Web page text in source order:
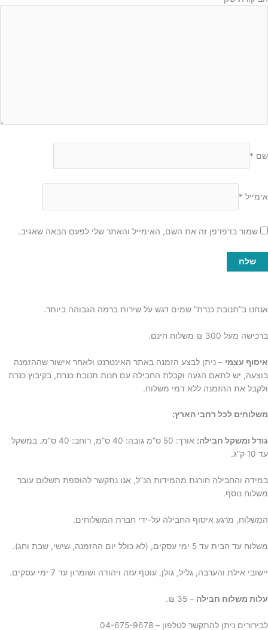
שם *
אימייל *
שמור בדפדפן זה את השם, האימייל והאתר שלי לפעם הבאה שאגיב.
אנחנו ב”תנובת כנרת” שמים דגש על שירות ברמה הגבוהה ביותר.
ברכישה מעל 300 ₪ משלוח חינם.
איסוף עצמי – ניתן לבצע הזמנה באתר האינטרנט ולאחר אישור שההזמנה
בוצעה, יש לתאם הגעה וקבלת החבילה עם חנות תנובת כנרת, בקיבוץ כנרת
ולקבל את ההזמנה ללא דמי משלוח.
משלוחים לכל רחבי הארץ:
גודל ומשקל חבילה:
אורך: 50 ס”מ גובה: 40 ס”מ, רוחב: 40 ס”מ. במשקל
עד 10 ק”ג.
במידה והחבילה חורגת מהמידות הנ”ל, אנו נתקשר להוספת תשלום עובר
משלוח נוסף.
המשלוח, מרגע איסוף החבילה על-ידי חברת המשלוחים.
משלוח עד הבית עד 5 ימי עסקים, (לא כולל יום ההזמנה, שישי, שבת וחג).
יישובי אילת והערבה, גליל, גולן, עוטף עזה ויהודה ושומרון עד 7 ימי עסקים.
עלות משלוח חבילה – 35 ₪.
לבירורים ניתן להתקשר לטלפון – 04-675-9678